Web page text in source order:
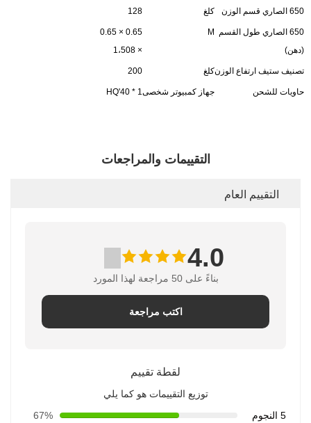
650 الصاري قسم الوزن كلغ 128
650 الصاري طول القسم
(دهن)
M
0.65 × 0.65
× 1،508
تصنيف ستيف ارتفاع الوزنكلغ 200
حاويات للشحن جهاز كمبيوتر شخصى1 * 40'HQ
التقييمات والمراجعات
التقييم العام
4.0
بناءً على 50 مراجعة لهذا المورد
اكتب مراجعة
لقطة تقييم
توزيع التقييمات هو كما يلي
5 النجوم
67%